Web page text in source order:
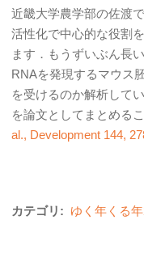
近畿大学農学部の佐渡
活性化で中心的な役割
ます．もうずいぶん長
RNAを発現するマウス
を受けるのか解析して
を論文としてまとめる
al., Development 144,
カテゴリ: ゆく年くる